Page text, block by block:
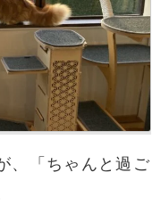
、「ちゃんと過ご